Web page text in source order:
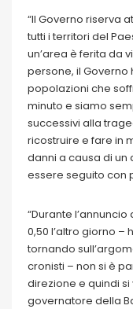
“Il Governo riserva
tutti i territori del
un’area è ferita da
persone, il Governo
popolazioni che
minuto e siamo
successivi alla
ricostruire e fare in
danni a causa di
essere seguito con
“Durante
0,50 l’altro giorno –
tornando
cronisti – non si è
direzione e quindi
governatore della